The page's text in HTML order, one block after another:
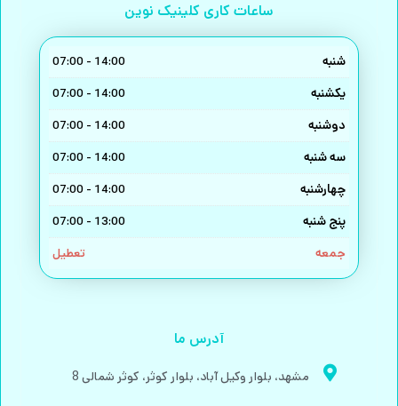
ساعات کاری کلینیک نوین
شنبه 14:00 - 07:00
یکشنبه 14:00 - 07:00
دوشنبه 14:00 - 07:00
سه شنبه 14:00 - 07:00
چهارشنبه 14:00 - 07:00
پنج شنبه 13:00 - 07:00
جمعه تعطیل
آدرس ما
مشهد، بلوار وکیل آباد، بلوار کوثر، کوثر شمالی 8